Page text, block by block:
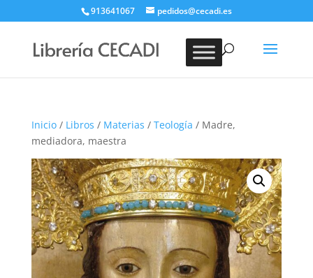
913641067 pedidos@cecadi.es
BUSCAR
Inicio/ Libros / Materias / Teología / Madre,
mediadora, maestra